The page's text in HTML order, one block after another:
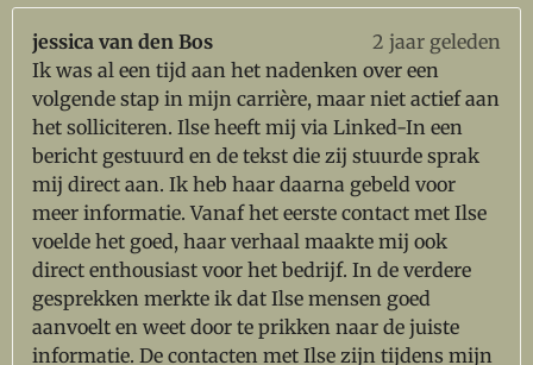
jessica van den Bos
2 jaar geleden
Ik was al een tijd aan het nadenken over een
volgende stap in mijn carrière, maar niet actief aan
het solliciteren. Ilse heeft mij via Linked-In een
bericht gestuurd en de tekst die zij stuurde sprak
mij direct aan. Ik heb haar daarna gebeld voor
meer informatie. Vanaf het eerste contact met Ilse
voelde het goed, haar verhaal maakte mij ook
direct enthousiast voor het bedrijf. In de verdere
gesprekken merkte ik dat Ilse mensen goed
aanvoelt en weet door te prikken naar de juiste
informatie. De contacten met Ilse zijn tijdens mijn